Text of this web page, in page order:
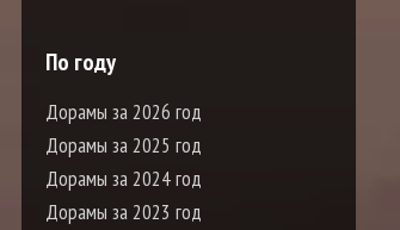
По году
Дорамы за 2026 год
Дорамы за 2025 год
Дорамы за 2024 год
Дорамы за 2023 год